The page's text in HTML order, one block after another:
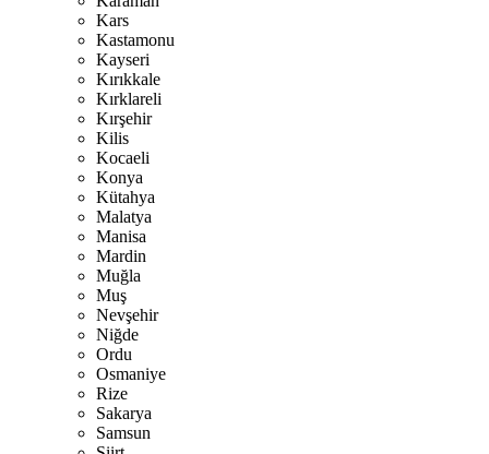
Kars
Kastamonu
Kayseri
Kırıkkale
Kırklareli
Kırşehir
Kilis
Kocaeli
Konya
Kütahya
Malatya
Manisa
Mardin
Muğla
Muş
Nevşehir
Niğde
Ordu
Osmaniye
Rize
Sakarya
Samsun